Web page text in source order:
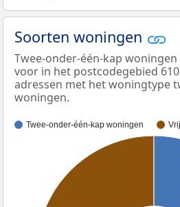
Soorten woningen
Twee-onder-één-kap
voor in het postcodegebied
adressen met het woningtype
woningen.
Twee-onder-één-kap woningen